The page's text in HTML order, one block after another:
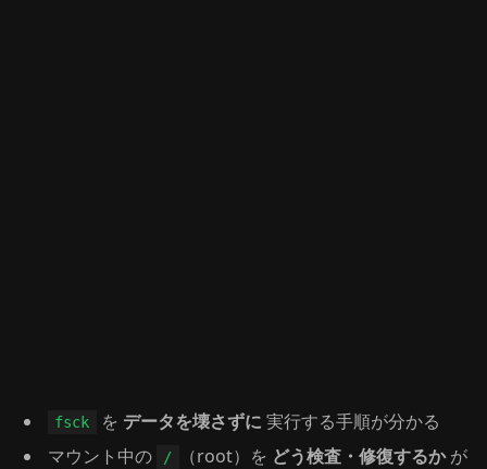
fsck を データを壊さずに 実行する手順が分かる
マウント中の
/ （root）を どう検査・修復するかが